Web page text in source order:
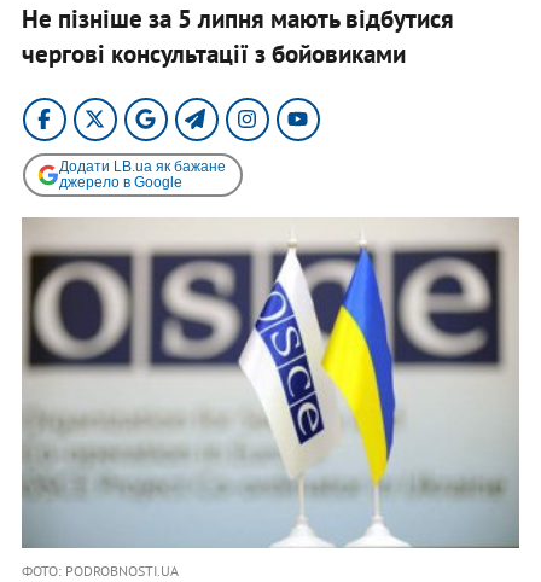
Не пізніше за 5 липня мають відбутися
чергові консультації з бойовиками
Додати LB.ua як бажане
джерело в Google
ФОТО: PODROBNOSTI.UA